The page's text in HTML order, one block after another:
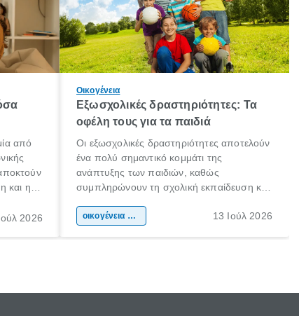
από
και η
2026
Οικογένεια
Εξωσχολικές δραστηριότητες: Τα
οφέλη τους για τα παιδιά
Οι εξωσχολικές δραστηριότητες αποτελούν
ένα πολύ σημαντικό κομμάτι της
ανάπτυξης των παιδιών, καθώς
συμπληρώνουν τη σχολική εκπαίδευση και
της προσωπικότητας, της κοινωνικότητας
οικογένεια & παιδί 13 Ιούλ 2026